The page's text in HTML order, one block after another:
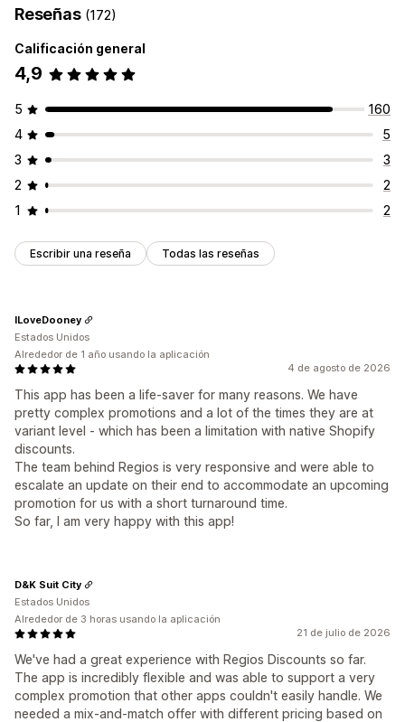
Reseñas (172)
Calificación general
4,9
5
160
4
5
3
3
2
2
1
2
Escribir una reseña Todas las reseñas
4 de agosto de 2026
This app has been a life-saver for many reasons. We have
pretty complex promotions and a lot of the times they are at
variant level - which has been a limitation with native Shopify
discounts.
The team behind Regios is very responsive and were able to
escalate an update on their end to accommodate an upcoming
promotion for us with a short turnaround time.
So far, I am very happy with this app!
ILoveDooney
Estados Unidos
Alrededor de 1 año usando la aplicación
21 de julio de 2026
We've had a great experience with Regios Discounts so far.
The app is incredibly flexible and was able to support a very
complex promotion that other apps couldn't easily handle. We
needed a mix-and-match offer with different pricing based on
D&K Suit City
Estados Unidos
Alrededor de 3 horas usando la aplicación